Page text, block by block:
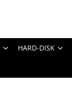
HARD-DISK